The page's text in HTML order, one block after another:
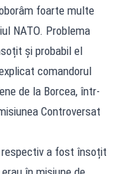
foarte multe
NATO. Problema
și probabil el
comandorul
de la Borcea, într-
Controversat
respectiv a fost însoțit